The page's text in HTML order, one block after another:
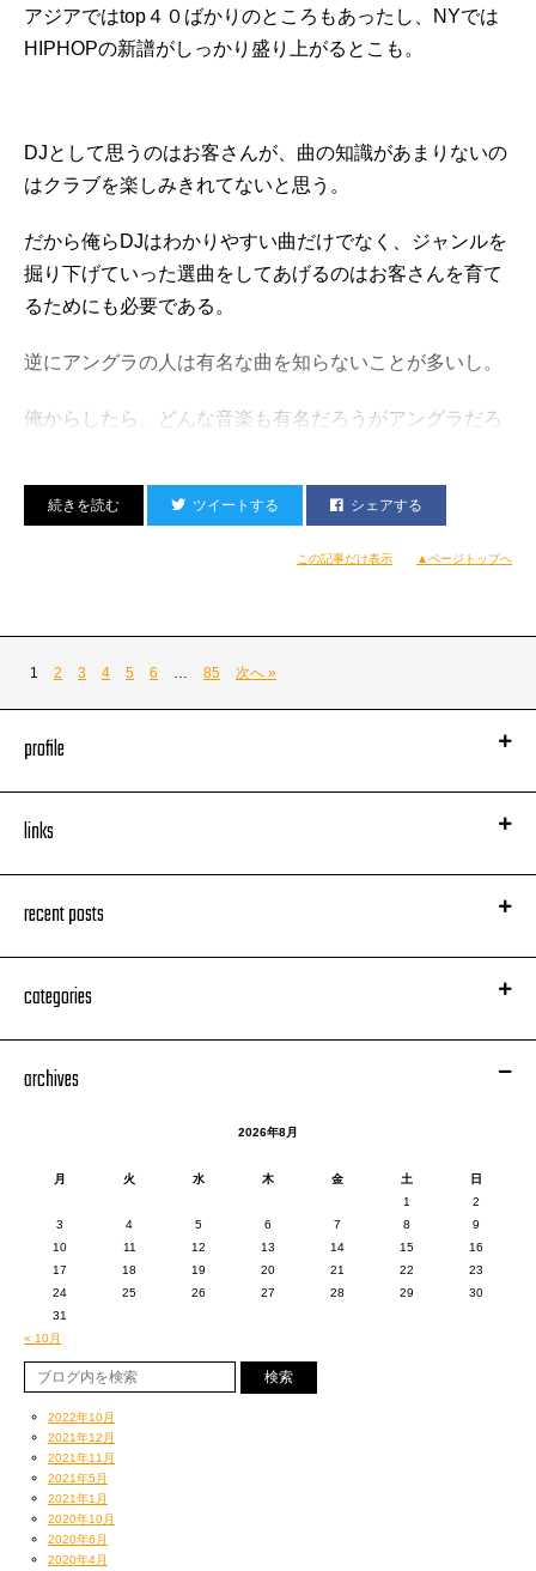
この曲、９０年代最高の名曲。
高校生の頃、この曲を初めて聞いた時の感動と鳥肌は今
でも覚えている。
俺ん中で全ジャンル含めてトップクラスに好きな
HIPHOPの名作なんで、
本日年越しはリキッドルーム（DJ）、渋谷
の順で廻るんで乾杯に来てちょーだい！
■ECD
■NOEL&GALLAGHER
■パードン木村
■漢＆プライマル＆DJ琥珀
■OMSB（SIMI LAB）
■田我流
■DJ TASAKA
■WADA (Co-Fusion)
■COMPUMA
■DJ DUCT
DJ IZOH
——————————————————————————–
EXPERIMENTAL」】
■KEIHIN（ALMADELLA） ■Chris SSG（MNML SSGS） ■嶺川貴
x 五所純子
——————————————————————————–
SOUND DESIGN： ■浅田泰（AIR LAB / LIFE FORCE /
DOMMUNE）＆ DOMMUNE PA Crew
TICKET
*20歳未満の方のご入場はお断り致します。年齢確認のため、顔写真
付きの公的身分証明書を
ご持参ください。（You must be 20 and over with photo ID.）
*館内への飲食物の持込はご遠慮願います。（Please do not bring food
and drink.）
*場合によっては入場規制を行うこともございます。予めご了承くださ
い。
（We would not let people in when too many people show up.）
*当店にはお客さま用の駐車場のご用意はございません。お車でのご来
場はご遠慮ください。
なお、違法駐車は近隣のお住まいの方々のご迷惑にもなりますので固
アジアではtop４０ばかりのところもあったし、NYでは
HIPHOPの新譜がしっかり盛り上がるとこも。
DJとして思うのはお客さんが、曲の知識があまりないの
はクラブを楽しみきれてないと思う。
だから俺らDJはわかりやすい曲だけでなく、ジャンルを
掘り下げていった選曲をしてあげるのはお客さんを育て
るためにも必要である。
逆にアングラの人は有名な曲を知らないことが多いし。
俺からしたら、どんな音楽も有名だろうがアングラだろ
BPM(テンポ)の違いというだけ。
だからいろんな音楽をひたすら紹介しまくります。
35. Bugatti (beat jack) / SUPER SONICS
これは元々はこれ↓
この曲を正規ではなくTRAPにREMIXされたのが
これ↓
そこへさらにTRAP部分にTAROがRAPを乗せたのであ
る。
TRAPバージョンも非常にかっこ良い。
TRAPはこのように非正規でいろんなREMIXが存在して
るので掘っていくと結構深いぜ！
ツイートする シェアする
この記事だけ表示 ▲ページトップへ
1 2 3 4 5 6 85 次へ »
profile
links
recent posts
categories
archives
2026年8月
月 火 水 木 金 土
日
1
2
3
4 5 6 7 8
9
10
11 12 13 14 15
16
17
18 19 20 21 22
23
24
25 26 27 28 29
30
31
« 10月
2022年10月
2021年12月
2021年11月
2021年5月
2021年1月
2020年10月
2020年6月
2020年4月